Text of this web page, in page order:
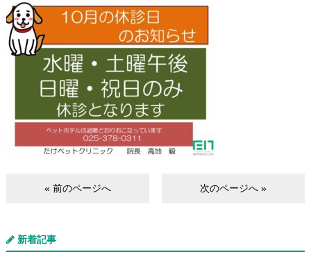
« 前のページへ 次のページへ »
新着記事